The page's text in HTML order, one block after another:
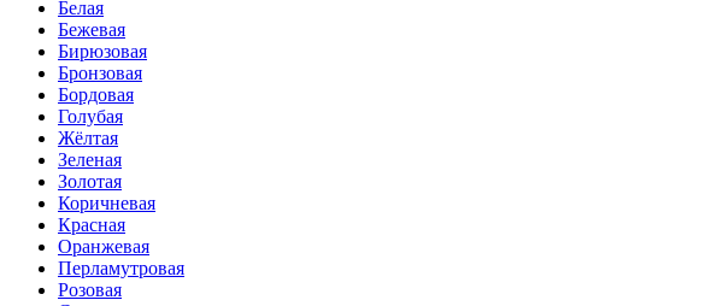
Белая
Бежевая
Бирюзовая
Бронзовая
Бордовая
Голубая
Жёлтая
Зеленая
Золотая
Коричневая
Красная
Оранжевая
Перламутровая
Розовая